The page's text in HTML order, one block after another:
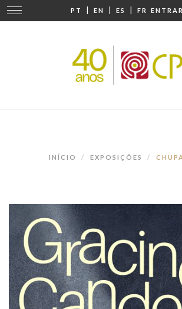
PT | EN | ES | FR ENTRAR
Mudar
navegação
INÍCIO EXPOSIÇÕES